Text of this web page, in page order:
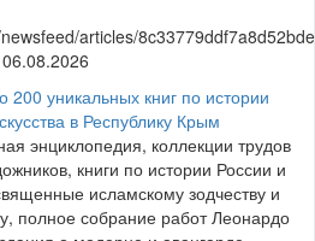
06.08.2026
уникальных книг по истории
в Республику Крым
энциклопедия, коллекции трудов
книги по истории России и
исламскому зодчеству и
полное собрание работ Леонардо